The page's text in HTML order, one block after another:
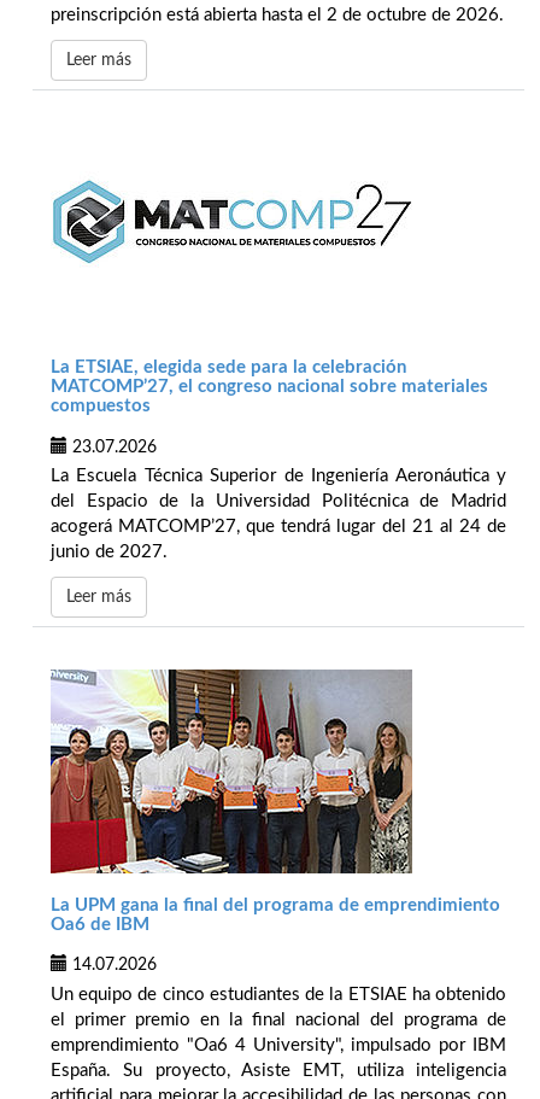
preinscripción está abierta hasta el 2 de octubre de 2026.
Leer más
La ETSIAE, elegida sede para la celebración
MATCOMP’27, el congreso nacional sobre materiales
compuestos
23.07.2026
La Escuela Técnica Superior de Ingeniería Aeronáutica y
del Espacio de la Universidad Politécnica de Madrid
acogerá MATCOMP’27, que tendrá lugar del 21 al 24 de
junio de 2027.
Leer más
La UPM gana la final del programa de emprendimiento
Oa6 de IBM
14.07.2026
Un equipo de cinco estudiantes de la ETSIAE ha obtenido
el primer premio en la final nacional del programa de
emprendimiento "Oa6 4 University", impulsado por IBM
España. Su proyecto, Asiste EMT, utiliza inteligencia